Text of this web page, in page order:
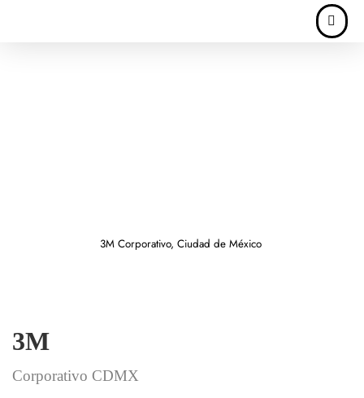
3M Corporativo, Ciudad de México
3M
Corporativo CDMX